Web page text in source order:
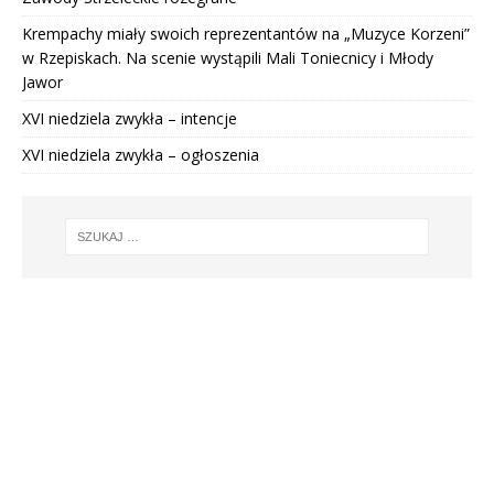
Krempachy miały swoich reprezentantów na „Muzyce Korzeni”
w Rzepiskach. Na scenie wystąpili Mali Toniecnicy i Młody
Jawor
XVI niedziela zwykła – intencje
XVI niedziela zwykła – ogłoszenia